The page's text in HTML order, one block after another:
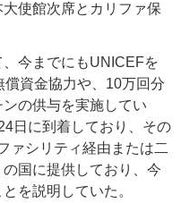
使館次席とカリファ保
今までにもUNICEFを
資金協力や、10万回分
の供与を実施してい
日に到着しており、その
ァシリティ経由または二
国に提供しており、今
を説明していた。